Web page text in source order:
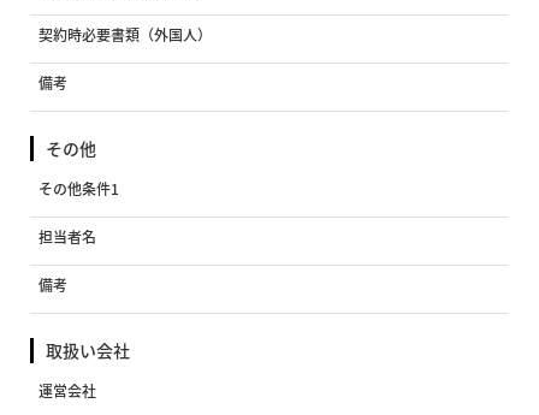
契約時必要書類（外国人）
備考
その他
その他条件1
担当者名
備考
取扱い会社
運営会社